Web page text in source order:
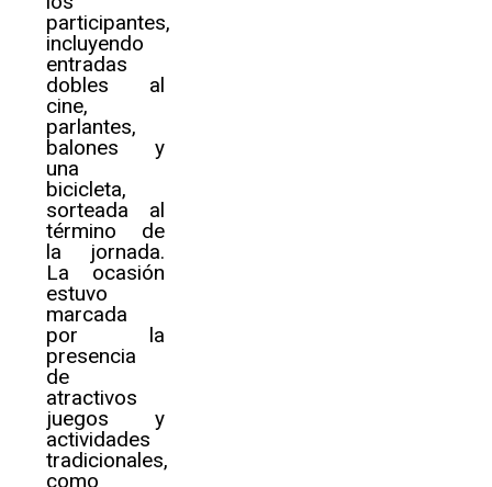
participantes,
incluyendo
entradas
dobles al
cine,
parlantes,
balones y
una
bicicleta,
sorteada al
término de
la jornada.
La ocasión
estuvo
marcada
por la
presencia
de
atractivos
juegos y
actividades
tradicionales,
como